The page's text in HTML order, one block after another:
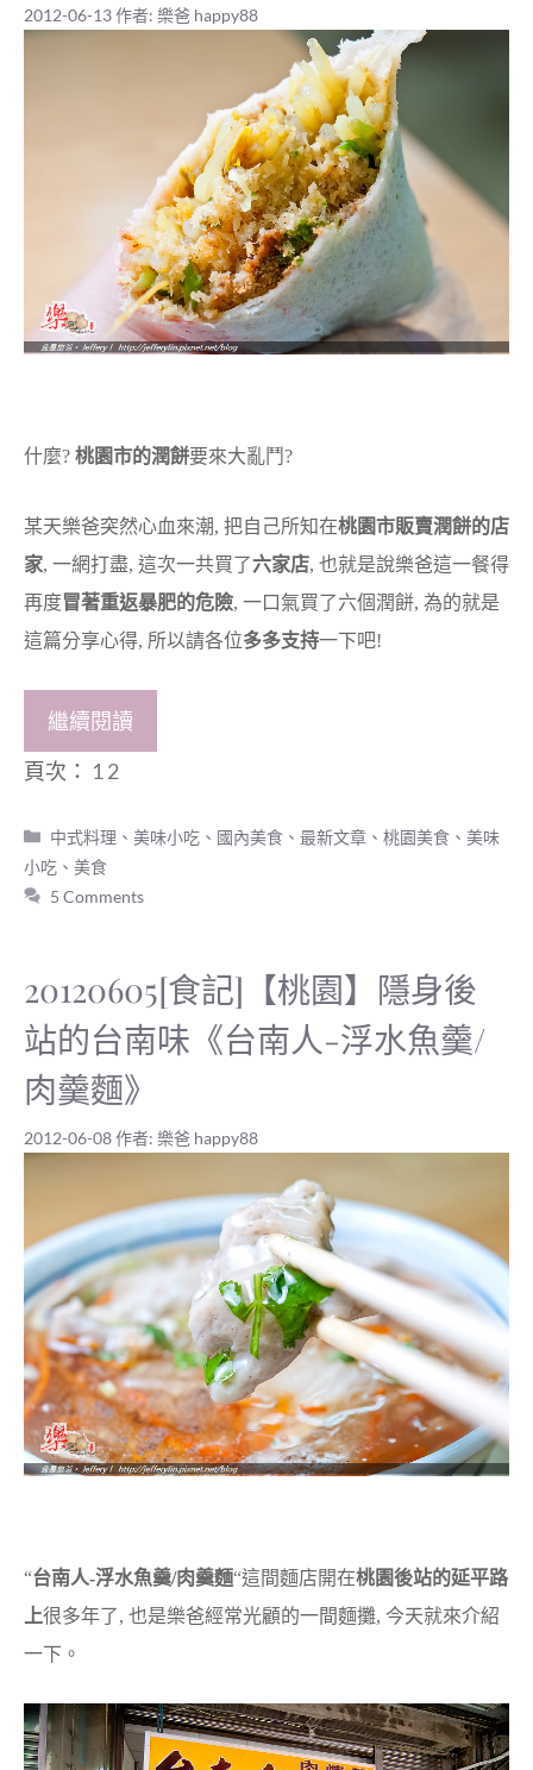
2012-06-13作者: 樂爸 happy88
什麼? 桃園市的潤餅要來大亂鬥?
某天樂爸突然心血來潮, 把自己所知在桃園市販賣潤餅的店
家, 一網打盡, 這次一共買了六家店, 也就是說樂爸這一餐得
再度冒著重返暴肥的危險, 一口氣買了六個潤餅, 為的就是
這篇分享心得, 所以請各位多多支持一下吧!
繼續閱讀
頁次： 1 2
分
類
中式料理、美味小吃 、 國內美食 、最新文章 、桃園美食 、美味
小吃 、 美食
5 Comments
20120605[食記]【桃園】隱身後
站的台南味《台南人-浮水魚羹/
肉羹麵》
2012-06-08作者: 樂爸 happy88
“台南人-浮水魚羹/肉羹麵“這間麵店開在桃園後站的延平路
上很多年了, 也是樂爸經常光顧的一間麵攤, 今天就來介紹
一下。